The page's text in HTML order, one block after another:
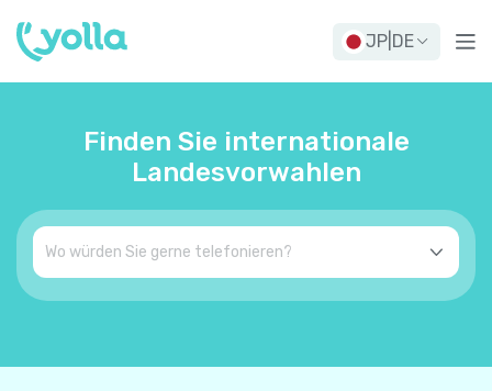
JP DE
Finden Sie internationale
Landesvorwahlen